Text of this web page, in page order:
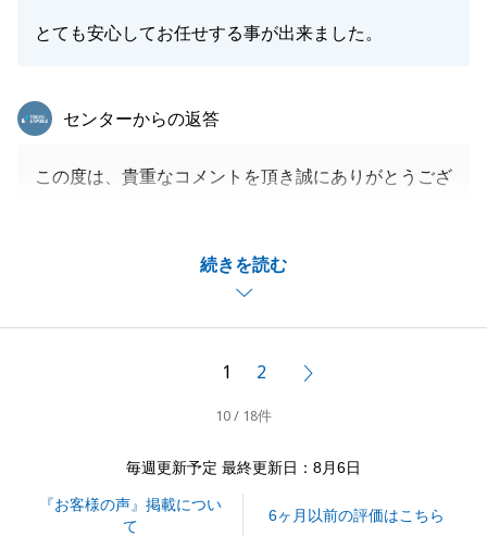
とても安心してお任せする事が出来ました。
続きを読む
東急リバブル
センターからの返答
この度は、貴重なコメントを頂き誠にありがとうござ
らご決済まで進める事が出来ました。
誠にありがとうございました。
今後とも不動産に関するお困り事がございましたら、
1 2
10 / 18件
毎週更新予定 最終更新日：8月6日
『お客様の声』掲載につい
て
6ヶ月以前の評価はこちら